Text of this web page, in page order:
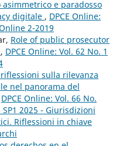
e paradosso
digitale , DPCE Online:
2-2019
Role of public prosecutor
, DPCE Online: Vol. 62 No. 1
sulla rilevanza
nel panorama del
DPCE Online: Vol. 66 No.
SP1 2025 - Giurisdizioni
Riflessioni in chiave